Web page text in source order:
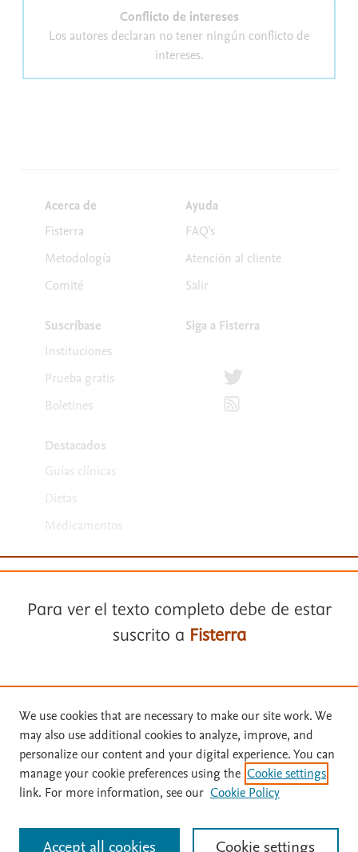
Conflicto de intereses
Los autores declaran no tener ningún conflicto de
intereses.
Acerca de
Fisterra
Metodología
Comité
Suscríbase
Instituciones
Prueba gratis
Boletines
Destacados
Guías clínicas
Dietas
Medicamentos
Ayuda
FAQ's
Atención al cliente
Salir
Siga a Fisterra
Síguenos en Twitter
Suscríbete para recibir
Copyright ©2026Elsevier España SLU, sus licenciantes y
colaboradores. Se reservan todos los derechos, incluidos los de minería
de texto y datos, entrenamiento de IA y tecnologías similares. Página
actualizada en: .
Para ver el texto completo debe de estar
suscrito a Fisterra
Solicite una prueba gratuita
We use cookies that are necessary to make our site work. We
may also use additional cookies to analyze, improve, and
personalize our content and your digital experience. You can
manage your cookie preferences using the Cookie settings
link. For more information, see our Cookie Policy
Cookie settings
Accept all cookies